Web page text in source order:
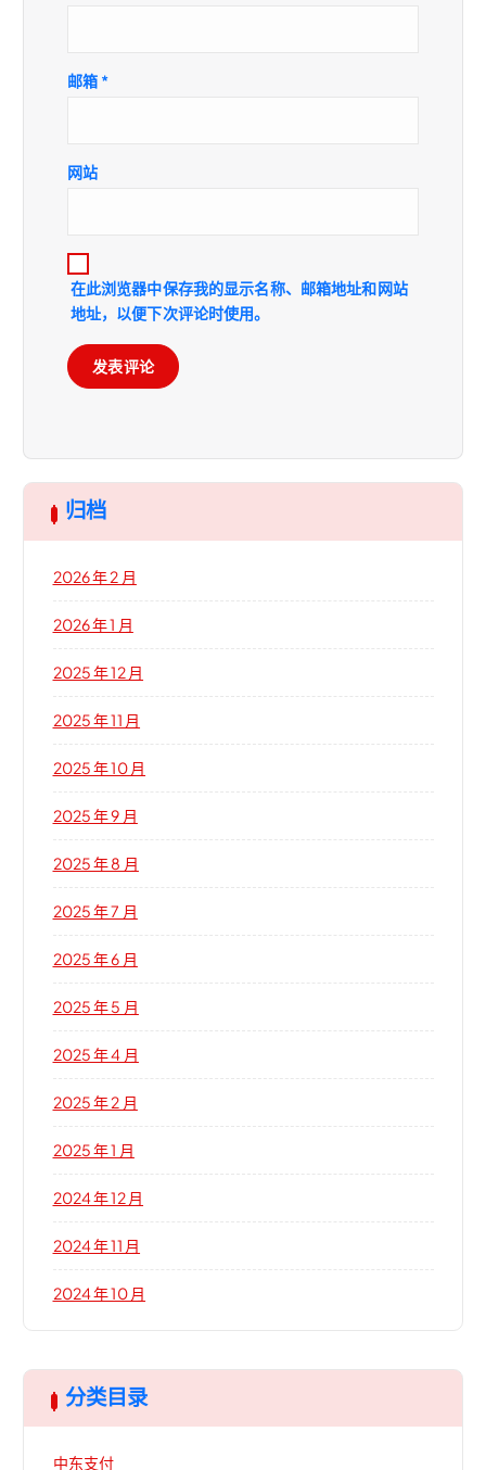
邮箱 *
网站
在此浏览器中保存我的显示名称、邮箱地址和网站
地址，以便下次评论时使用。
归档
2026 年 2 月
2026 年 1 月
2025 年 12 月
2025 年 11 月
2025 年 10 月
2025 年 9 月
2025 年 8 月
2025 年 7 月
2025 年 6 月
2025 年 5 月
2025 年 4 月
2025 年 2 月
2025 年 1 月
2024 年 12 月
2024 年 11 月
2024 年 10 月
分类目录
中东支付